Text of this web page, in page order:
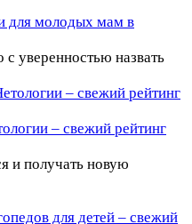
для молодых мам в
уверенностью назвать
– свежий рейтинг
и получать новую